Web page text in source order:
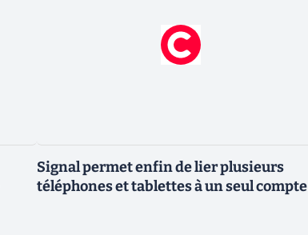
Signal permet enfin de lier plusieurs
téléphones et tablettes à un seul compte